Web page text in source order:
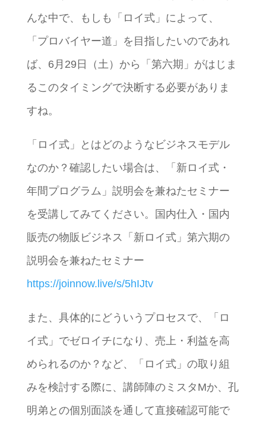
んな中で、もしも「ロイ式」によって、
「プロバイヤー道」を目指したいのであれ
ば、6月29日（土）から「第六期」がはじま
るこのタイミングで決断する必要がありま
すね。
「ロイ式」とはどのようなビジネスモデル
なのか？確認したい場合は、「新ロイ式・
年間プログラム」説明会を兼ねたセミナー
を受講してみてください。国内仕入・国内
販売の物販ビジネス「新ロイ式」第六期の
説明会を兼ねたセミナー
https://joinnow.live/s/5hIJtv
また、具体的にどういうプロセスで、「ロ
イ式」でゼロイチになり、売上・利益を高
められるのか？など、「ロイ式」の取り組
みを検討する際に、講師陣のミスタMか、孔
明弟との個別面談を通して直接確認可能で